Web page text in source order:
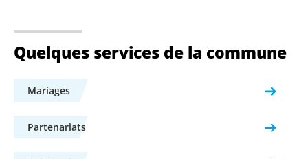
Quelques services de la commune
Mariages
Partenariats